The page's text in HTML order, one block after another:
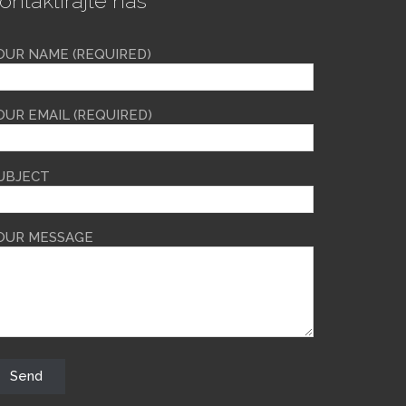
NAME (REQUIRED)
EMAIL (REQUIRED)
MESSAGE